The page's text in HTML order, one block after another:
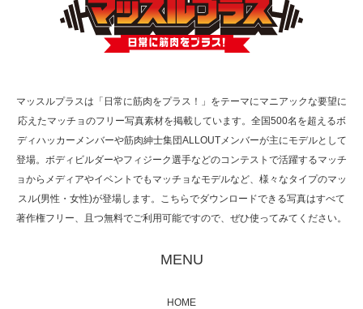
TOKYO FMラジオ番組「ONE MORNING」
で紹介さ…
た（6/8放送）
マッスルプラスは「日常に筋肉をプラス！」をテーマにマニアックな要望に
応えたマッチョのフリー写真素材を掲載しています。全国500名を超えるボ
ディハッカーメンバーや筋肉紳士集団ALLOUTメンバーが主にモデルとして
登場。ボディビルダーやフィジーク選手などのコンテストで活躍するマッチ
ョからメディアやイベントでもマッチョなモデルなど、様々なタイプのマッ
スル(男性・女性)が登場します。こちらでダウンロードできる写真はすべて
著作権フリー、且つ無料でご利用可能ですので、ぜひ使ってみてください。
MENU
HOME